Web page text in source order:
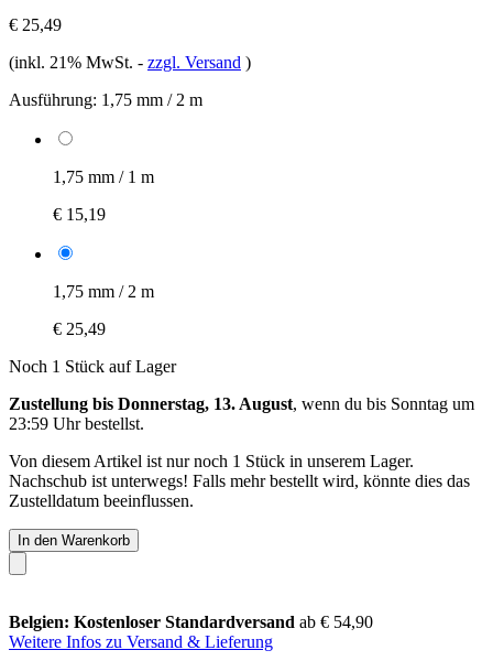
€ 25,49
(inkl. 21% MwSt. - zzgl. Versand )
Ausführung: 1,75 mm / 2 m
1,75 mm / 1 m
€ 15,19
1,75 mm / 2 m
€ 25,49
Noch 1 Stück auf Lager
Zustellung bis Donnerstag, 13. August, wenn du bis Sonntag um
23:59 Uhrbestellst.
Von diesem Artikel ist nur noch 1 Stück in unserem Lager.
Nachschub ist unterwegs! Falls mehr bestellt wird, könnte dies das
Zustelldatum beeinflussen.
In den Warenkorb
Belgien: Kostenloser Standardversand ab € 54,90
Weitere Infos zu Versand & Lieferung